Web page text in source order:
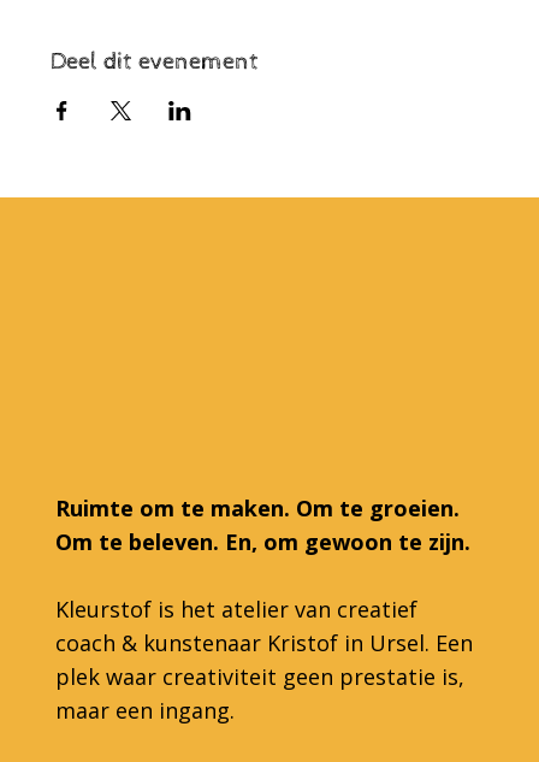
Deel dit evenement
Ruimte om te maken. Om te groeien.
Om te beleven. En, om gewoon te zijn.
Kleurstof is het atelier van creatief
coach & kunstenaar Kristof in Ursel. Een
plek waar creativiteit geen prestatie is,
maar een ingang.